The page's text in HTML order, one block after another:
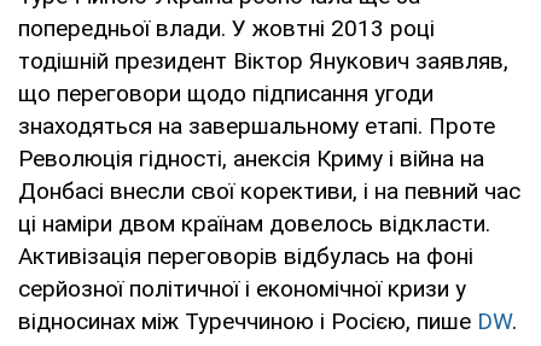
попередньої влади. У жовтні 2013 році
тодішній президент Віктор Янукович заявляв,
що переговори щодо підписання угоди
знаходяться на завершальному етапі. Проте
Революція гідності, анексія Криму і війна на
Донбасі внесли свої корективи, і на певний час
ці наміри двом країнам довелось відкласти.
Активізація переговорів відбулась на фоні
серйозної політичної і економічної кризи у
відносинах між Туреччиною і Росією, пише DW.